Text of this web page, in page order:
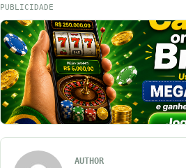
PUBLICIDADE
AUTHOR